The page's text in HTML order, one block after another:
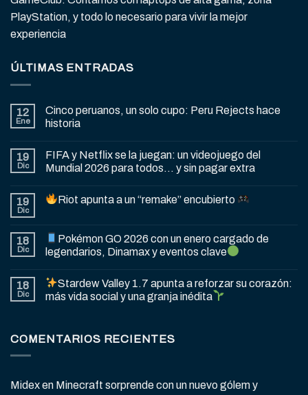
PlayStation, y todo lo necesario para vivir la mejor
experiencia
ÚLTIMAS ENTRADAS
12
Ene
Cinco peruanos, un solo cupo: Peru Rejects hace
historia
19
Dic
FIFA y Netflix se la juegan: un videojuego del
Mundial 2026 para todos… y sin pagar extra
19
Dic
Riot apunta a un “remake” encubierto
18
Dic
Pokémon GO 2026 con un enero cargado de
legendarios, Dinamax y eventos clave
18
Dic
Stardew Valley 1.7 apunta a reforzar su corazón:
más vida social y una granja inédita
COMENTARIOS RECIENTES
Midexen Minecraft sorprende con un nuevo gólem y